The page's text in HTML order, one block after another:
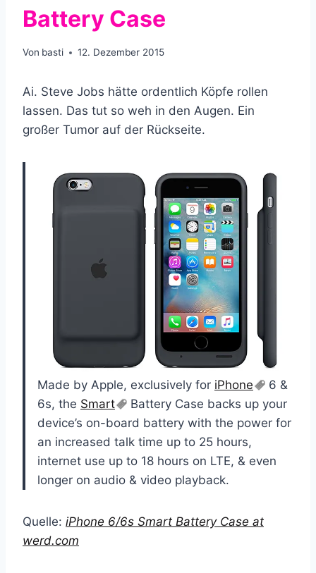
Battery Case
Von basti 12. Dezember 2015
Ai. Steve Jobs hätte ordentlich Köpfe rollen
lassen. Das tut so weh in den Augen. Ein
großer Tumor auf der Rückseite.
Made by Apple, exclusively for iPhone
6 &
6s, the Smart
Battery Case backs up your
device’s on-board battery with the power for
an increased talk time up to 25 hours,
internet use up to 18 hours on LTE, & even
longer on audio & video playback.
Quelle: iPhone 6/6s Smart Battery Case at
werd.com